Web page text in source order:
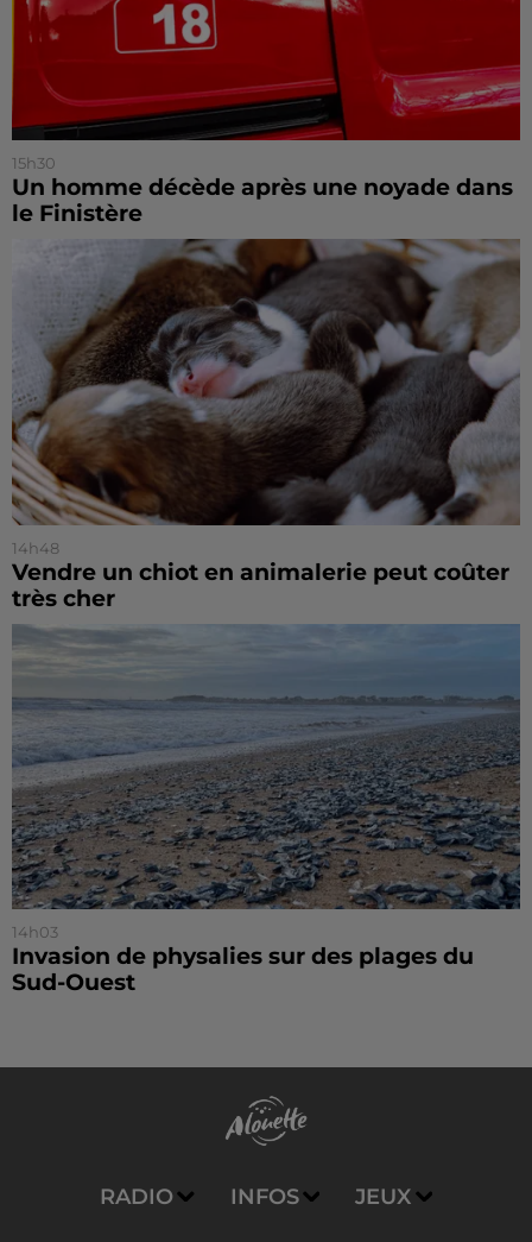
15h30
Un homme décède après une noyade dans
le Finistère
14h48
Vendre un chiot en animalerie peut coûter
très cher
14h03
Invasion de physalies sur des plages du
Sud-Ouest
RADIO INFOS JEUX